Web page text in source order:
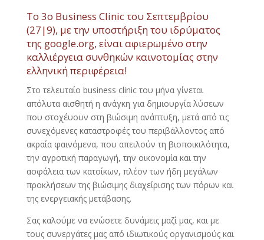
To 3o Business Clinic του Σεπτεμβρίου
(27|9), με την υποστήριξη του ιδρύματος
της google.org, είναι αφιερωμένο στην
καλλιέργεια συνθηκών καινοτομίας στην
ελληνική περιφέρεια!
Στο τελευταίο business clinic του μήνα γίνεται
απόλυτα αισθητή η ανάγκη για δημιουργία λύσεων
που στοχέυουν στη βιώσιμη ανάπτυξη, μετά από τις
συνεχόμενες καταστροφές του περιβάλλοντος από
ακραία φαινόμενα, που απειλούν τη βιοποικιλότητα,
την αγροτική παραγωγή, την οικονομία και την
ασφάλεια των κατοίκων, πλέον των ήδη μεγάλων
προκλήσεων της βιώσιμης διαχείρισης των πόρων και
της ενεργειακής μετάβασης.
Σας καλούμε να ενώσετε δυνάμεις μαζί μας, και με
τους συνεργάτες μας από ιδιωτικούς οργανισμούς και